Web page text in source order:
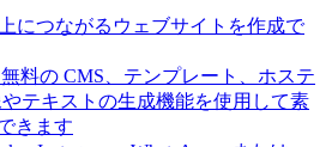
につながるウェブサイトを作成で
無料の CMS、テンプレート、ホステ
テキストの生成機能を使用して素
きます